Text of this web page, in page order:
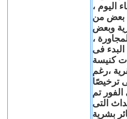
اليوم ،
بعض من
وبعض
،
فى
كنيسة
،رغم
ترخيصًا
تم
التى